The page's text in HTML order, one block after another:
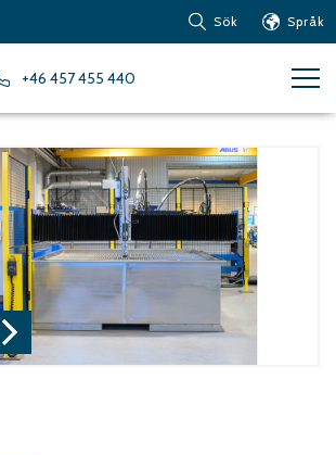
Sök Språk
+46 457 455 440
Nyheter
Om vattenskärning
Metaller – Järnbaserade
Metaller
Metaller – Aluminium
Metaller – Övriga icke-
järnbaserade metaller